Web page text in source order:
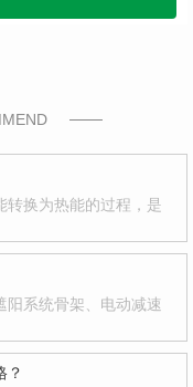
转换为热能的过程，是
阳系统骨架、电动减速
？